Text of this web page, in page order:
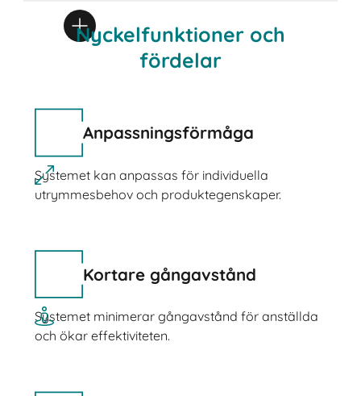
Nyckelfunktioner och
fördelar
Anpassningsförmåga
Systemet kan anpassas för individuella
utrymmesbehov och produktegenskaper.
Kortare gångavstånd
Systemet minimerar gångavstånd för anställda
och ökar effektiviteten.